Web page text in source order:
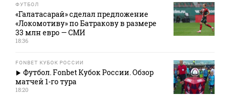
ФУТБОЛ
«Галатасарай» сделал предложение
«Локомотиву» по Батракову в размере
33 млн евро — СМИ
18:36
FONBET КУБОК РОССИИ
Футбол. Fonbet Кубок России. Обзор
матчей 1-го тура
18:20